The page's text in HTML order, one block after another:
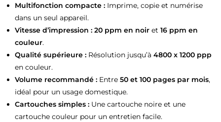
Multifonction compacte : Imprime, copie et numérise
dans un seul appareil.
Vitesse d’impression : 20 ppm en noir et 16 ppm en
couleur.
Qualité supérieure : Résolution jusqu’à 4800 x 1200 ppp
en couleur.
Volume recommandé : Entre 50 et 100 pages par mois,
idéal pour un usage domestique.
Cartouches simples : Une cartouche noire et une
cartouche couleur pour un entretien facile.